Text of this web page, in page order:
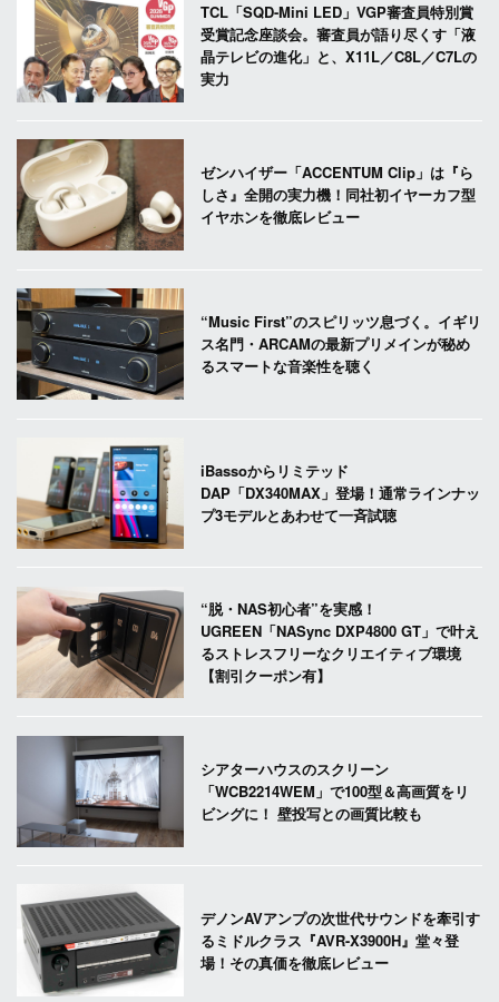
TCL「SQD-Mini LED」VGP審査員特別賞
受賞記念座談会。審査員が語り尽くす「液
晶テレビの進化」と、X11L／C8L／C7Lの
実力
ゼンハイザー「ACCENTUM Clip」は『ら
しさ』全開の実力機！同社初イヤーカフ型
イヤホンを徹底レビュー
“Music First”のスピリッツ息づく。イギリ
ス名門・ARCAMの最新プリメインが秘め
るスマートな音楽性を聴く
iBassoからリミテッド
DAP「DX340MAX」登場！通常ラインナッ
プ3モデルとあわせて一斉試聴
“脱・NAS初心者”を実感！
UGREEN「NASync DXP4800 GT」で叶え
るストレスフリーなクリエイティブ環境
【割引クーポン有】
シアターハウスのスクリーン
「WCB2214WEM」で100型＆高画質をリ
ビングに！ 壁投写との画質比較も
デノンAVアンプの次世代サウンドを牽引す
るミドルクラス『AVR-X3900H』堂々登
場！その真価を徹底レビュー